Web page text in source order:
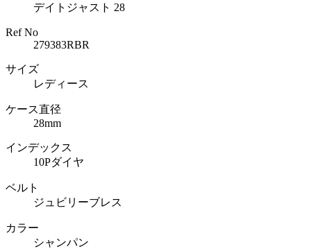
デイトジャスト 28
Ref No
279383RBR
サイズ
レディース
ケース直径
28mm
インデックス
10Pダイヤ
ベルト
ジュビリーブレス
カラー
シャンパン